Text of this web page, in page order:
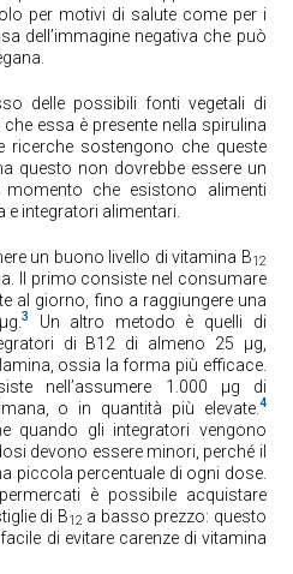
per motivi di salute come per i
dell’immagine negativa che può
delle possibili fonti vegetali di
che essa è presente nella spirulina
ricerche sostengono che queste
questo non dovrebbe essere un
che esistono alimenti
integratori alimentari.
un buono livello di vitamina B12
Il primo consiste nel consumare
al giorno, fino a raggiungere una
3
Un altro metodo è quelli di
di B12 di almeno 25 μg,
ossia la forma più efficace.
nell’assumere 1.000 μg di
o in quantità più elevate. 4
quando gli integratori vengono
devono essere minori, perché il
piccola percentuale di ogni dose.
è possibile acquistare
di B12 a basso prezzo: questo
di evitare carenze di vitamina